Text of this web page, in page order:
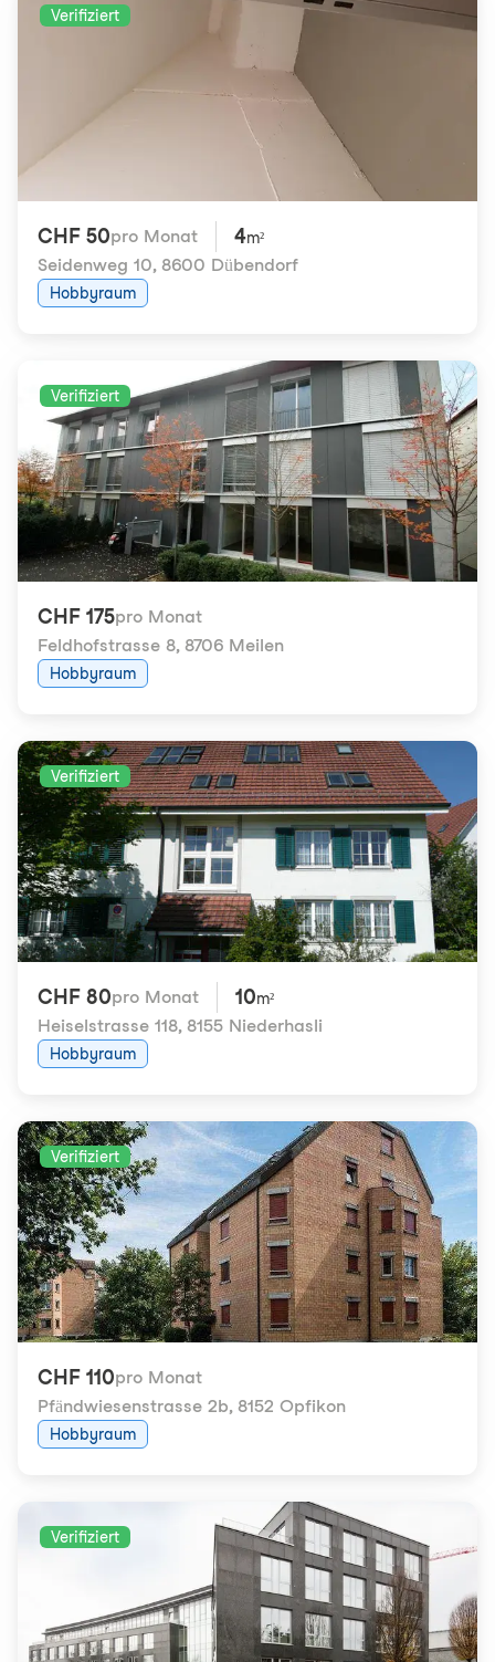
Verifiziert
CHF 50pro Monat 4m²
Seidenweg 10, 8600 Dübendorf
Hobbyraum
Verifiziert
CHF 175pro Monat
Feldhofstrasse 8, 8706 Meilen
Hobbyraum
Verifiziert
CHF 80pro Monat 10m²
Heiselstrasse 118, 8155 Niederhasli
Hobbyraum
Verifiziert
CHF 110pro Monat
Pfändwiesenstrasse 2b, 8152 Opfikon
Hobbyraum
Verifiziert